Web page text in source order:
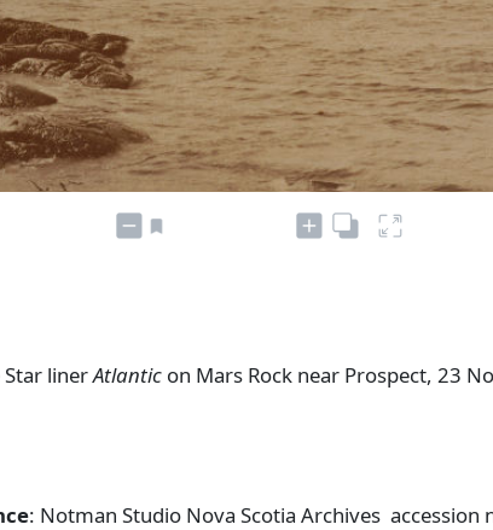
Star linerAtlantic on Mars Rock near Prospect, 23
: Notman Studio Nova Scotia Archives